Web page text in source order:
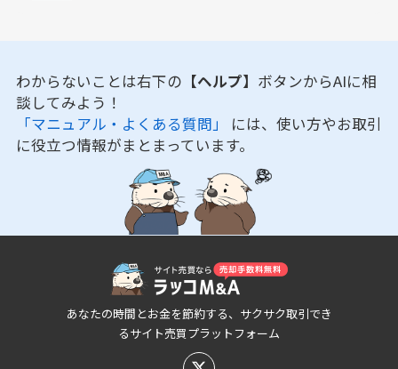
わからないことは右下の 【ヘルプ】 ボタンからAIに相
談してみよう！
「マニュアル・よくある質問」 には、使い方やお取引
に役立つ情報がまとまっています。
あなたの時間とお金を節約する、サクサク取引でき
るサイト売買プラットフォーム